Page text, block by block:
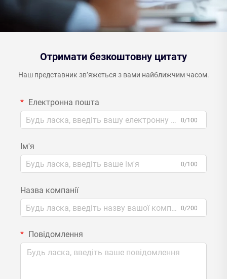
Отримати безкоштовну цитату
Наш представник зв’яжеться з вами найближчим часом.
Електронна пошта
0/100
Ім'я
0/100
Назва компанії
0/200
Повідомлення